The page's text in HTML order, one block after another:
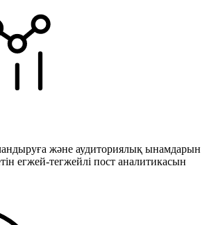
және аудиториялық ынамдарын
егжей-тегжейлі пост аналитикасын